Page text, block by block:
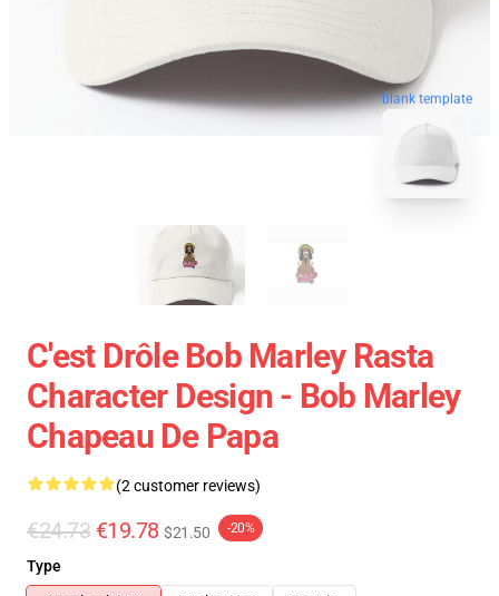
blank template
C'est Drôle Bob Marley Rasta
Character Design - Bob Marley
Chapeau De Papa
(2 customer reviews)
€24.73 €19.78 $21.50 -20%
Type